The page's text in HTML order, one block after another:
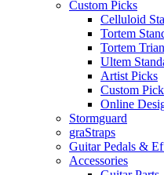
Custom Picks
Celluloid
Tortem
Tortem
Ultem
Artist Picks
Custom
Online
Stormguard
graStraps
Guitar Pedals &
Accessories